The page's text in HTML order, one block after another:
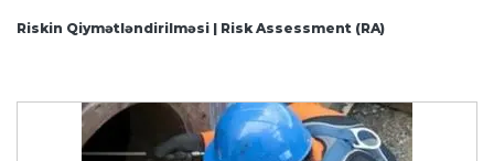
Riskin Qiymətləndirilməsi | Risk Assessment (RA)